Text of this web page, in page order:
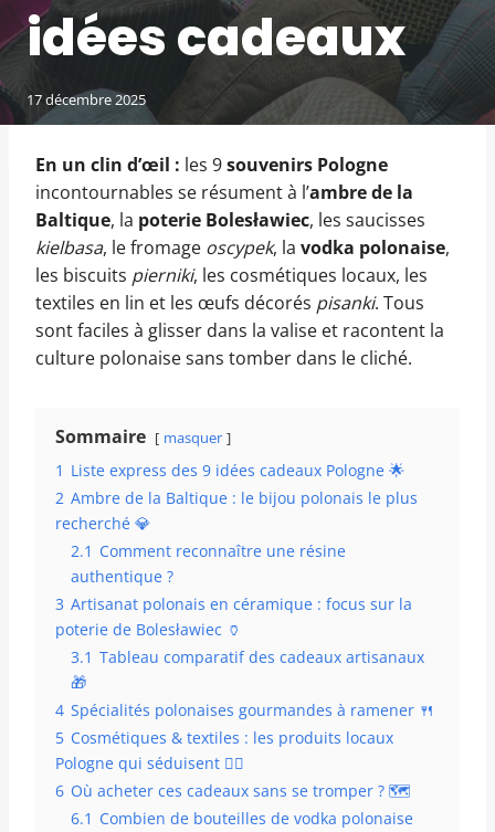
idées cadeaux
17 décembre 2025
En un clin d’œil : les 9souvenirs Pologne
incontournables se résument à l’ambre de la
Baltique, la poterie Bolesławiec, les saucisses
kielbasa, le fromage oscypek, la vodka polonaise,
les biscuits pierniki, les cosmétiques locaux, les
textiles en lin et les œufs décorés pisanki. Tous
sont faciles à glisser dans la valise et racontent la
culture polonaise sans tomber dans le cliché.
Sommaire masquer
1 Liste express des 9 idées cadeaux Pologne 🌟
2 Ambre de la Baltique : le bijou polonais le plus
recherché 💎
2.1 Comment reconnaître une résine
authentique ?
3 Artisanat polonais en céramique : focus sur la
poterie de Bolesławiec 🏺
3.1 Tableau comparatif des cadeaux artisanaux
🎁
4 Spécialités polonaises gourmandes à ramener 🍴
5 Cosmétiques & textiles : les produits locaux
Pologne qui séduisent 🧖‍♀️
6 Où acheter ces cadeaux sans se tromper ? 🗺️
6.1 Combien de bouteilles de vodka polonaise